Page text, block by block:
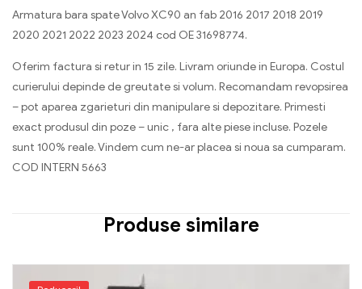
Armatura bara spate Volvo XC90 an fab 2016 2017 2018 2019
2020 2021 2022 2023 2024 cod OE 31698774.
Oferim factura si retur in 15 zile. Livram oriunde in Europa. Costul
curierului depinde de greutate si volum. Recomandam revopsirea
– pot aparea zgarieturi din manipulare si depozitare. Primesti
exact produsul din poze – unic , fara alte piese incluse. Pozele
sunt 100% reale. Vindem cum ne-ar placea si noua sa cumparam.
COD INTERN 5663
Produse similare